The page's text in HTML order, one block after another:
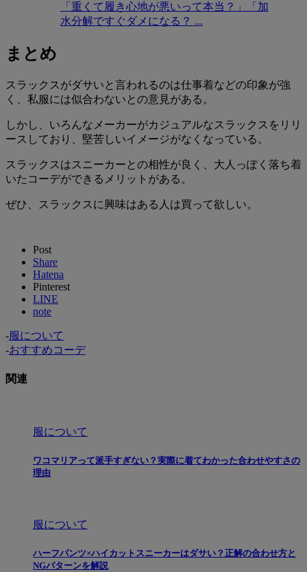
「重くて履き心地が悪いって本当？」「加
水分解ですぐダメになる？ ...
まとめ
スラックスがダサいと言われるのは仕事着などの印象が強
く、私服には似合わないとの意見がある。
しかし、いろんなメーカーがカジュアルなスラックスをリリ
ースしており、堅苦しいイメージがなくなっている。
スラックスはスニーカーとの相性が良く、大人っぽく落ち着
いたコーデができるメリットがある。
ぜひ、スラックスに興味はある人は買って欲しい。
Post
Share
Hatena
Pinterest
LINE
note
-服について
-おすすめコーデ
関連
服について
ワコマリアって派手すぎない？実際に着てわかった合わせやすさの
理由
服について
ハーフパンツ×ハイカットスニーカーはダサい？正解の合わせ方と
NGパターンを解説